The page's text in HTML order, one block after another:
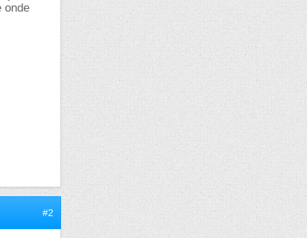
onde
#2